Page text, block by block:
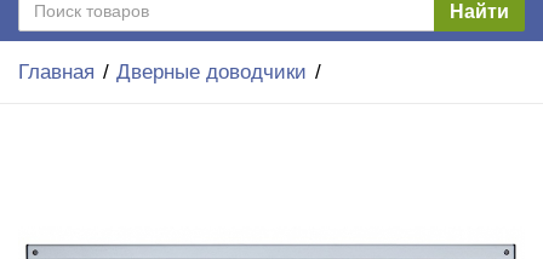
Найти
Главная Дверные доводчики